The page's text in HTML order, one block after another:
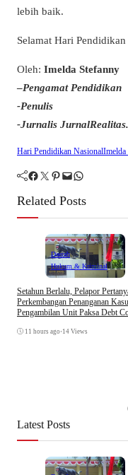
lebih baik.
Selamat Hari
Oleh: Imelda Stefanny
–Pengamat Pendidikan
-Penulis
-Jurnalis
Hari Pendidikan NasionalImelda
Facebook Twitter Pinterest Mail WhatsApp
Related Posts
Daerah
Hukum & Kriminal
Setahun Berlalu, Pelapor
Perkembangan Penanganan
Pengambilan Unit Paksa Debt
11 hours ago •14 Views
Latest Posts